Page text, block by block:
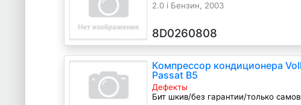
2.0 i Бензин, 2003
8D0260808
Компрессор кондиционера
Passat B5
Дефекты
Бит шкив/без гарантии/только